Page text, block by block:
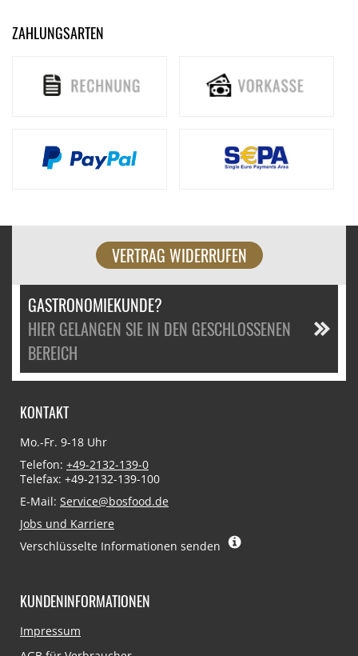
ZAHLUNGSARTEN
VERTRAG WIDERRUFEN
GASTRONOMIEKUNDE?
HIER GELANGEN SIE IN DEN GESCHLOSSENEN
BEREICH
KONTAKT
Mo.-Fr. 9-18 Uhr
Telefon: +49-2132-139-0
Telefax: +49-2132-139-100
E-Mail: Service@bosfood.de
Jobs und Karriere
Verschlüsselte Informationen senden
KUNDENINFORMATIONEN
Navigation
Impressum